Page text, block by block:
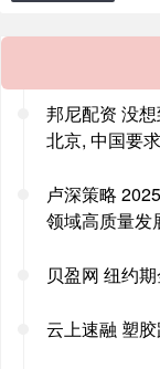
邦尼配资 没
北京, 中国要
卢深策略
领域高质量发
贝盈网 纽约
云上速融 塑